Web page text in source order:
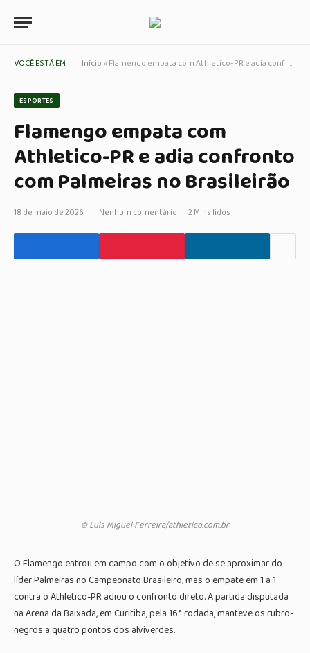
VOCÊ ESTÁ EM: Início »Flamengo empata com Athletico-PR e adia confronto com Palmeiras no Brasileirão
ESPORTES
Flamengo empata com
Athletico-PR e adia confronto
com Palmeiras no Brasileirão
18 de maio de 2026 Nenhum comentário 2 Mins lidos
© Luis Miguel Ferreira/athletico.com.br
O Flamengo entrou em campo com o objetivo de se aproximar do
líder Palmeiras no Campeonato Brasileiro, mas o empate em 1 a 1
contra o Athletico-PR adiou o confronto direto. A partida disputada
na Arena da Baixada, em Curitiba, pela 16ª rodada, manteve os rubro-
negros a quatro pontos dos alviverdes.